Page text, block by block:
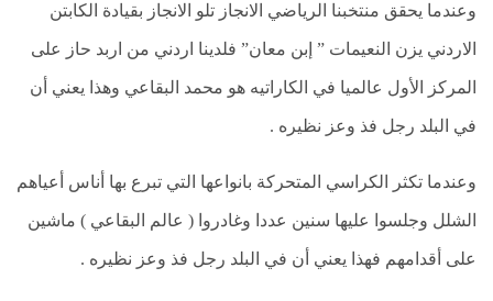
عالم
البقاعي
اتصل
بنا
البقاعي
البقاعي
وعندما يحقق منتخبنا الرياضي الانجاز تلو الانجاز بقيادة الكابتن
الاردني يزن النعيمات ” إبن معان” فلدينا اردني من اربد حاز على
المركز الأول عالميا في الكاراتيه هو محمد البقاعي وهذا يعني أن
في البلد رجل فذ وعز نظيره .
وعندما تكثر الكراسي المتحركة بانواعها التي تبرع بها أناس أعياهم
الشلل وجلسوا عليها سنين عددا وغادروا ( عالم البقاعي ) ماشين
على أقدامهم فهذا يعني أن في البلد رجل فذ وعز نظيره .